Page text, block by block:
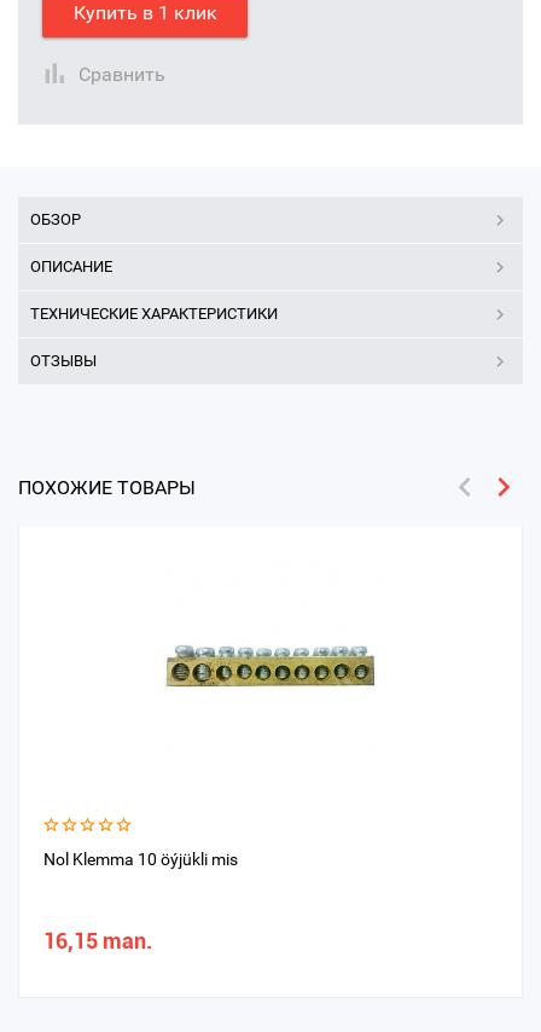
Купить в 1 клик
Сравнить
ОБЗОР
ОПИСАНИЕ
ТЕХНИЧЕСКИЕ ХАРАКТЕРИСТИКИ
ОТЗЫВЫ
ПОХОЖИЕ ТОВАРЫ
Nol Klemma 10 öýjükli mis
16,15 man.